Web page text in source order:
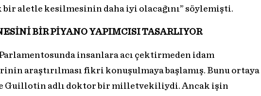
bir aletle kesilmesinin daha iyi olacağını” söylemişti.
BİR PİYANO YAPIMCISI TASARLIYOR
insanlara acı çektirmeden idam
araştırılması fikri konuşulmaya başlamış. Bunu ortaya
Guillotin adlı doktor bir milletvekiliydi. Ancak işin